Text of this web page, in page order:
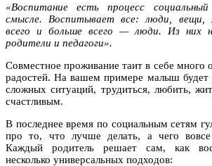
«Воспитание есть процесс
смысле. Воспитывает все: люди, вещи,
всего и больше всего — люди. Из них
родители и педагоги».
Совместное проживание таит в себе много
радостей. На вашем примере малыш будет
сложных ситуаций, трудиться, любить,
счастливым.
В последнее время по социальным сетям
про то, что лучше делать, а чего
Каждый родитель решает сам, как
несколько универсальных подходов: